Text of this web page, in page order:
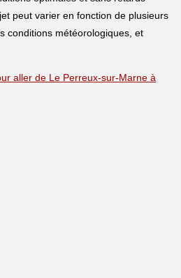
peut varier en fonction de plusieurs
conditions météorologiques, et
aller de Le Perreux-sur-Marne à